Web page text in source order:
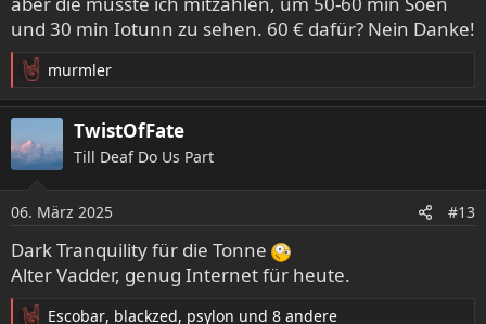
und 30 min Iotunn zu sehen. 60 € dafür? Nein Danke!
R
e
a
k
t
n
e
n
:
murmler
TwistOfFate
Till Deaf Do Us Part
06. März 2025 #13
Dark Tranquility für die Tonne
Alter Vadder, genug Internet für heute.
Escobar, blackzed, psylon und 8 andere